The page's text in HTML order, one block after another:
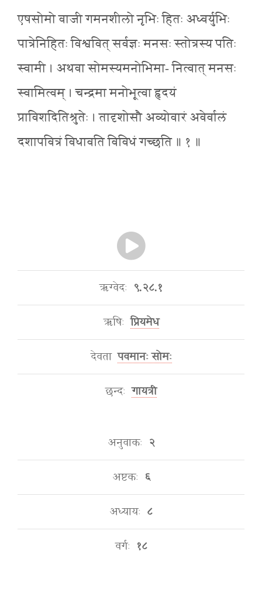
एषसोमो वाजी गमनशीलो नृभिः हितः अध्वर्युभिः
पात्रेनिहितः विश्ववित् सर्वज्ञः मनसः स्तोत्रस्य पतिः
स्वामी । अथवा सोमस्यमनोभिमा- नित्वात् मनसः
स्वामित्वम् । चन्द्रमा मनोभूत्वा हृदयं
प्राविशदितिश्रुतेः । तादृशोसौ अव्योवारं अवेर्वालं
दशापवित्रं विधावति विविधं गच्छति ॥ १ ॥
ऋग्वेदः ९.२८.१
ऋषिः प्रियमेध
देवता पवमानः सोमः
छन्दः गायत्री
अनुवाकः २
अष्टकः ६
अध्यायः ८
वर्गः १८